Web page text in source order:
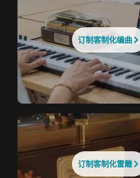
订制客制化编曲
订制客制化雷雕